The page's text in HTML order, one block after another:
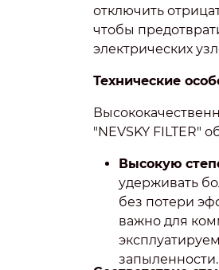
отключить
чтобы
электрических
Технические
"NEVSKY FILTER"
Высокую
удерживать
без потери
важно для
запыленности.